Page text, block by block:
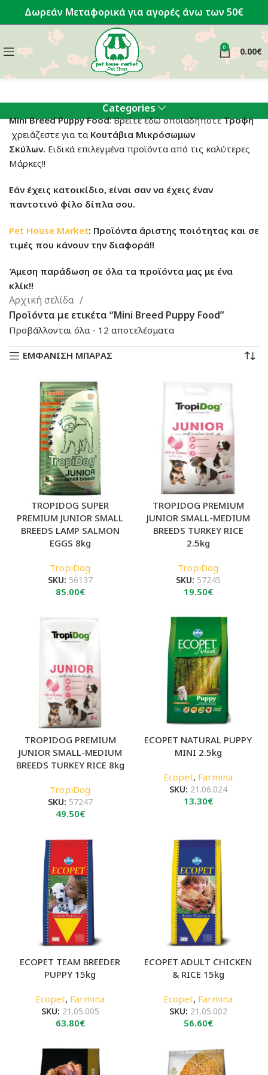
Δωρεάν Μεταφορικά για αγορές άνω των 50€
0 0.00€
Categories
Mini Breed Puppy Food: Βρείτε εδώ οποιαδήποτεΤροφή
χρειάζεστε για τα Κουτάβια Μικρόσωμων
Σκύλων. Ειδικά επιλεγμένα προϊόντα από τις καλύτερες
Μάρκες!!
Εάν έχεις κατοικίδιο, είναι σαν να έχεις έναν
παντοτινό φίλο δίπλα σου.
Pet House Market: Προϊόντα άριστης ποιότητας και σε
τιμές που κάνουν την διαφορά!!
Άμεση παράδωση σε όλα τα προϊόντα μας με ένα
κλίκ!!
Αρχική σελίδα
Προϊόντα με ετικέτα “Mini Breed Puppy Food”
Προβάλλονται όλα - 12 αποτελέσματα
by
ΕΜΦΑΝΙΣΗ ΜΠΑΡΑΣ
TROPIDOG SUPER
PREMIUM JUNIOR SMALL
BREEDS LAMP SALMON
EGGS 8kg
TropiDog
SKU: 56137
85.00€
TROPIDOG PREMIUM
JUNIOR SMALL-MEDIUM
BREEDS TURKEY RICE
2.5kg
TropiDog
SKU: 57245
19.50€
TROPIDOG PREMIUM
JUNIOR SMALL-MEDIUM
BREEDS TURKEY RICE 8kg
TropiDog
SKU: 57247
49.50€
ECOPET NATURAL PUPPY
MINI 2.5kg
Ecopet, Farmina
SKU: 21.06.024
13.30€
ECOPET TEAM BREEDER
PUPPY 15kg
Ecopet, Farmina
SKU: 21.05.005
63.80€
ECOPET ADULT CHICKEN
& RICE 15kg
Ecopet, Farmina
SKU: 21.05.002
56.60€